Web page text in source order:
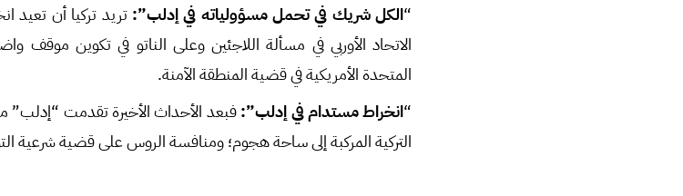
“الكل شريك في تحمل مسؤولياته في إدلب”: تريد تركيا أن تعيد
الاتحاد الأوربي في مسألة اللاجئين وعلى الناتو في تكوين موقف
المتحدة الأمريكية في قضية المنطقة الآمنة.
“انخراط مستدام في إدلب”:فبعد الأحداث الأخيرة تقدمت “إدلب”
التركية المركبة إلى ساحة هجوم؛ ومنافسة الروس على قضية شرعية